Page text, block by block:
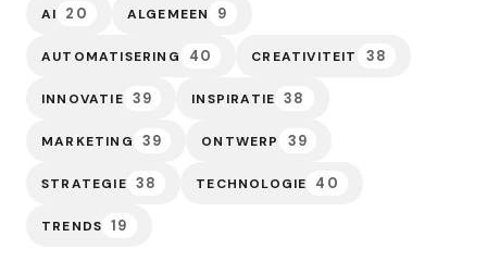
AI 20 ALGEMEEN 9
AUTOMATISERING 40 CREATIVITEIT 38
INNOVATIE 39 INSPIRATIE 38
MARKETING 39 ONTWERP 39
STRATEGIE 38 TECHNOLOGIE 40
TRENDS 19